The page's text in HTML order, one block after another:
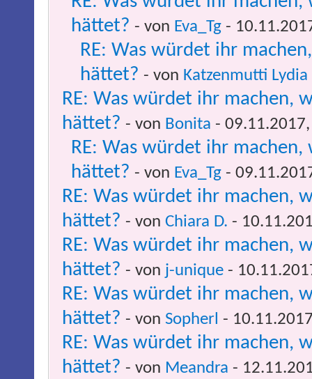
hättet? - von Eva_Tg -
RE: Was würdet ihr
hättet? - von Katzenmutti Lydia
RE: Was würdet ihr machen,
hättet? - von Bonita -
RE: Was würdet ihr
hättet? - von Eva_Tg -
RE: Was würdet ihr machen,
hättet? - von Chiara D. -
RE: Was würdet ihr machen,
hättet? - von j-unique -
RE: Was würdet ihr machen,
hättet? - von Sopherl -
RE: Was würdet ihr machen,
hättet? - von Meandra -